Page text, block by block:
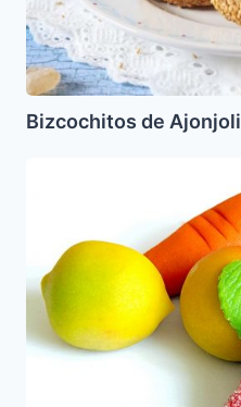
Bizcochitos de Ajonjoli